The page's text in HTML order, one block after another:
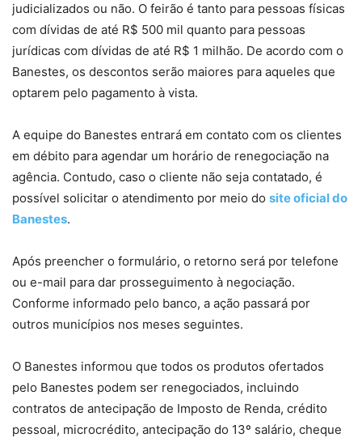
judicializados ou não. O feirão é tanto para pessoas físicas
com dívidas de até R$ 500 mil quanto para pessoas
jurídicas com dívidas de até R$ 1 milhão. De acordo com o
Banestes, os descontos serão maiores para aqueles que
optarem pelo pagamento à vista.
A equipe do Banestes entrará em contato com os clientes
em débito para agendar um horário de renegociação na
agência. Contudo, caso o cliente não seja contatado, é
possível solicitar o atendimento por meio do site oficial do
Banestes.
Após preencher o formulário, o retorno será por telefone
ou e-mail para dar prosseguimento à negociação.
Conforme informado pelo banco, a ação passará por
outros municípios nos meses seguintes.
O Banestes informou que todos os produtos ofertados
pelo Banestes podem ser renegociados, incluindo
contratos de antecipação de Imposto de Renda, crédito
pessoal, microcrédito, antecipação do 13º salário, cheque